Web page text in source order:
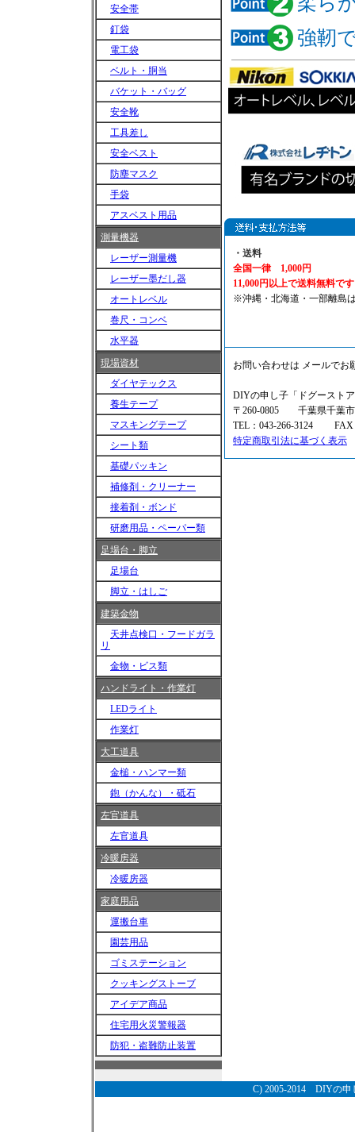
安全帯
釘袋
電工袋
ベルト・胴当
バケット・バッグ
安全靴
工具差し
安全ベスト
防塵マスク
手袋
アスベスト用品
測量機器
レーザー測量機
レーザー墨だし器
オートレベル
巻尺・コンベ
水平器
現場資材
ダイヤテックス
養生テープ
マスキングテープ
シート類
基礎パッキン
補修剤・クリーナー
接着剤・ボンド
研磨用品・ペーパー類
足場台・脚立
足場台
脚立・はしご
建築金物
天井点検口・フードガラ
リ
金物・ビス類
ハンドライト・作業灯
LEDライト
作業灯
大工道具
金槌・ハンマー類
鉋（かんな）・砥石
左官道具
左官道具
冷暖房器
冷暖房器
家庭用品
運搬台車
園芸用品
ゴミステーション
クッキングストーブ
アイデア商品
住宅用火災警報器
防犯・盗難防止装置
強靭
・送料
全国一律 1,000円
11,000円以上で送料無料で
※沖縄・北海道・一部離島
お問い合わせは メールでお
DIYの申し子「ドグース
〒260-0805 千葉県千葉
TEL：043-266-3124 FAX
特定商取引法に基づく表示
C) 2005-2014 DIYの申